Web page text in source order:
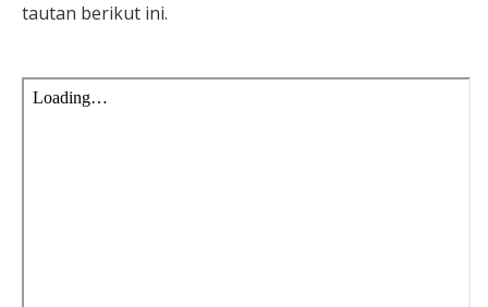
tautan berikut ini.